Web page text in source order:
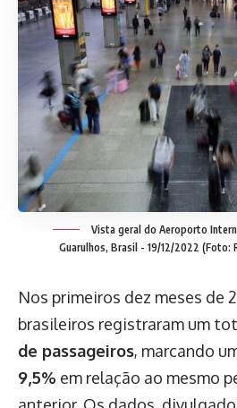
Vista geral do Aeroporto
Guarulhos, Brasil - 19/12/2022 (Foto:
Nos primeiros dez meses de
brasileiros registraram um
de passageiros, marcando
9,5% em relação ao mesmo